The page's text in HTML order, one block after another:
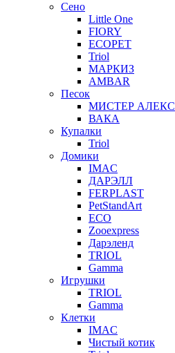
Сено
Little One
FIORY
ECOPET
Triol
МАРКИЗ
AMBAR
Песок
МИСТЕР АЛЕКС
ВАКА
Купалки
Triol
Домики
IMAC
ДАРЭЛЛ
FERPLAST
PetStandArt
ECO
Zooexpress
Дарэленд
TRIOL
Gamma
Игрушки
TRIOL
Gamma
Клетки
IMAC
Чистый котик